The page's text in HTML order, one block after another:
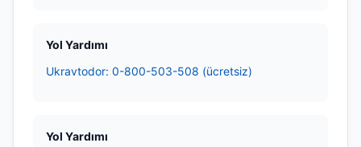
Yol Yardımı
Ukravtodor: 0-800-503-508 (ücretsiz)
Yol Yardımı